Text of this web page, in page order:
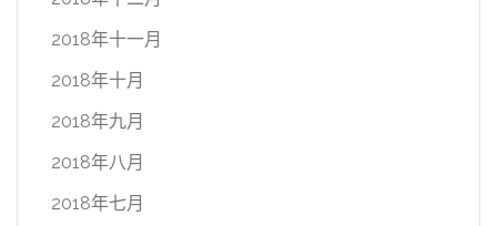
2018年十一月
2018年十月
2018年九月
2018年八月
2018年七月